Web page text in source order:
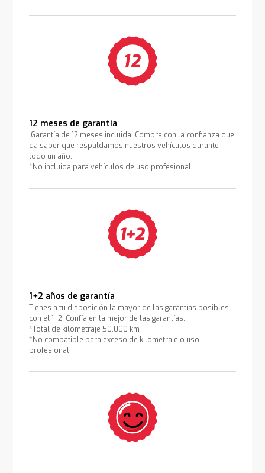
12 meses de garantía
¡Garantía de 12 meses incluida! Compra con la confianza que
da saber que respaldamos nuestros vehículos durante
todo un año.
*No incluida para vehículos de uso profesional
1+2 años de garantía
Tienes a tu disposición la mayor de las garantías posibles
con el 1+2. Confía en la mejor de las garantías.
*Total de kilometraje 50.000 km
*No compatible para exceso de kilometraje o uso
profesional